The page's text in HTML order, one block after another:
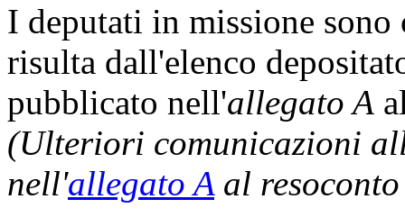
I deputati in missione sono
risulta dall'elenco
pubblicato nell'allegato A
(Ulteriori comunicazioni
nell'allegato Aal